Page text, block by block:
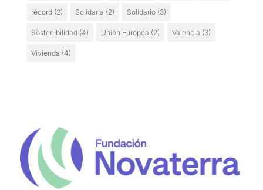
récord(2) Solidaria (2) Solidario(3)
Sostenibilidad(4) Unión Europea (2) Valencia (3)
Vivienda (4)